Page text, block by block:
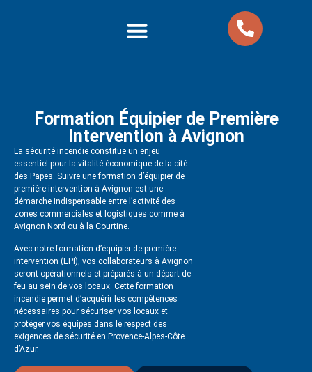
Formation Équipier de Première
Intervention à Avignon
La sécurité incendie constitue un enjeu
essentiel pour la vitalité économique de la cité
des Papes. Suivre une formation d’équipier de
première intervention à Avignon est une
démarche indispensable entre l’activité des
zones commerciales et logistiques comme à
Avignon Nord ou à la Courtine.
Avec notre formation d’équipier de première
intervention (EPI), vos collaborateurs à Avignon
seront opérationnels et préparés à un départ de
feu au sein de vos locaux. Cette formation
incendie permet d’acquérir les compétences
nécessaires pour sécuriser vos locaux et
protéger vos équipes dans le respect des
exigences de sécurité en Provence-Alpes-Côte
d’Azur.